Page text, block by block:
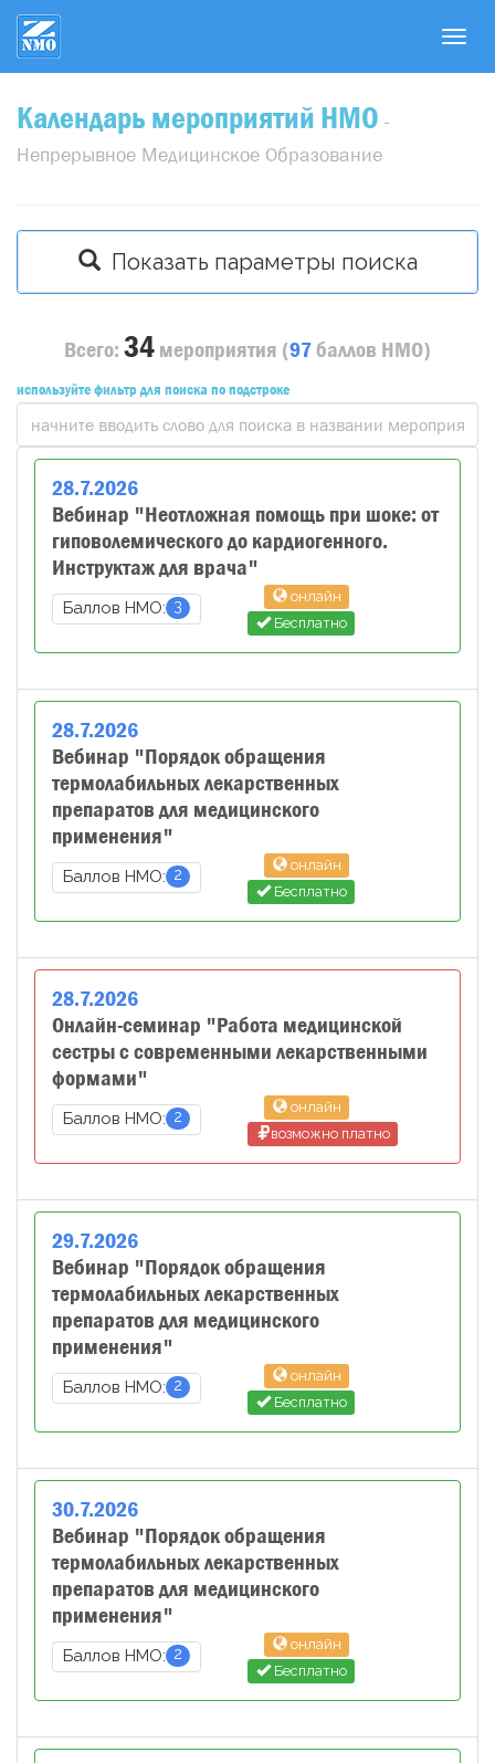
T
a
n
Календарь мероприятий НМО -
Непрерывное Медицинское Образование
Показать параметры поиска
Всего: 34 мероприятия (97баллов НМО)
используйте фильтр для поиска по подстроке
28.7.2026
Вебинар "Неотложная помощь при шоке: от
гиповолемического до кардиогенного.
Инструктаж для врача"
Баллов НМО: 3
онлайн
Бесплатно
28.7.2026
Вебинар "Порядок обращения
термолабильных лекарственных
препаратов для медицинского
применения"
Баллов НМО: 2
онлайн
Бесплатно
28.7.2026
Онлайн-семинар "Работа медицинской
сестры с современными лекарственными
формами"
Баллов НМО: 2
онлайн
возможно платно
29.7.2026
Вебинар "Порядок обращения
термолабильных лекарственных
препаратов для медицинского
применения"
Баллов НМО: 2
онлайн
Бесплатно
30.7.2026
Вебинар "Порядок обращения
термолабильных лекарственных
препаратов для медицинского
применения"
Баллов НМО: 2
онлайн
Бесплатно